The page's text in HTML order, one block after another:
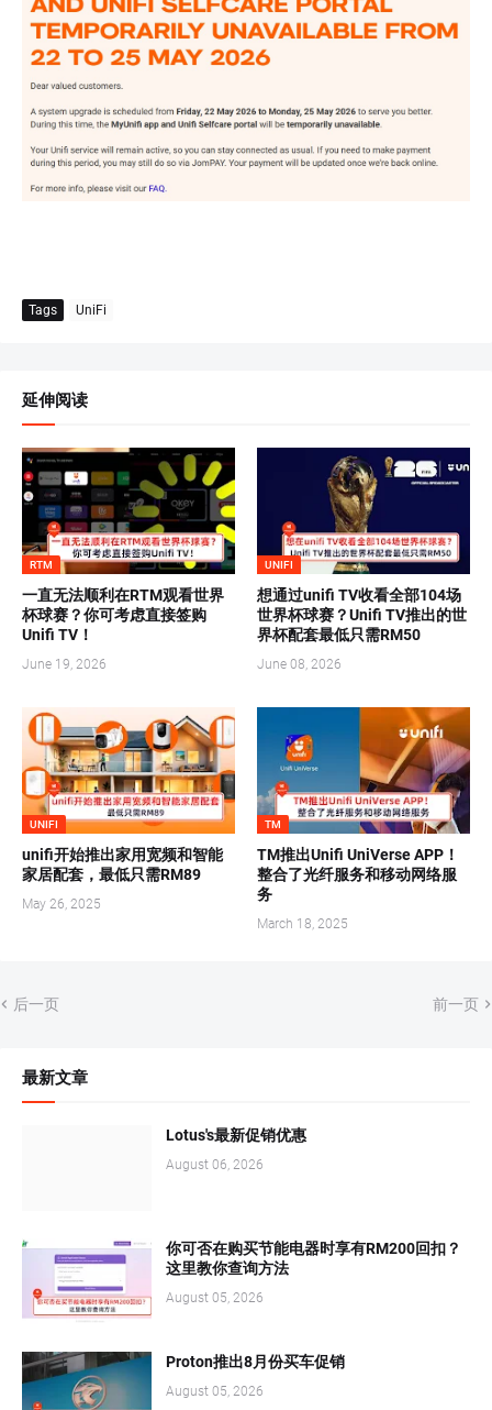
Tags UniFi
延伸阅读
RTM
一直无法顺利在RTM观看世界
杯球赛？你可考虑直接签购
Unifi TV！
June 19, 2026
UNIFI
想通过unifi TV收看全部104场
世界杯球赛？Unifi TV推出的世
界杯配套最低只需RM50
June 08, 2026
UNIFI
unifi开始推出家用宽频和智能
家居配套，最低只需RM89
May 26, 2025
TM
TM推出Unifi UniVerse APP！
整合了光纤服务和移动网络服
务
March 18, 2025
后一页 前一页
最新文章
Lotus's最新促销优惠
August 06, 2026
你可否在购买节能电器时享有RM200回扣？
这里教你查询方法
August 05, 2026
Proton推出8月份买车促销
August 05, 2026